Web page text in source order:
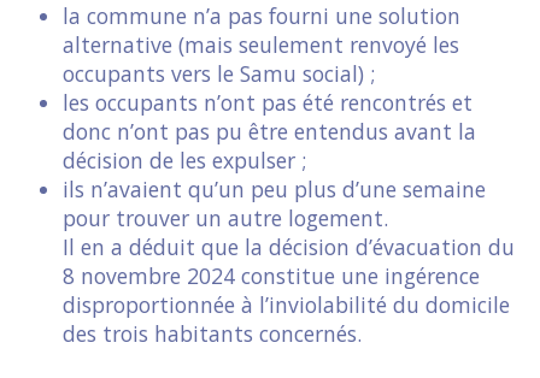
la commune n’a pas fourni une solution
alternative (mais seulement renvoyé les
occupants vers le Samu social) ;
les occupants n’ont pas été rencontrés et
donc n’ont pas pu être entendus avant la
décision de les expulser ;
ils n’avaient qu’un peu plus d’une semaine
pour trouver un autre logement.
Il en a déduit que la décision d’évacuation du
8 novembre 2024 constitue une ingérence
disproportionnée à l’inviolabilité du domicile
des trois habitants concernés.